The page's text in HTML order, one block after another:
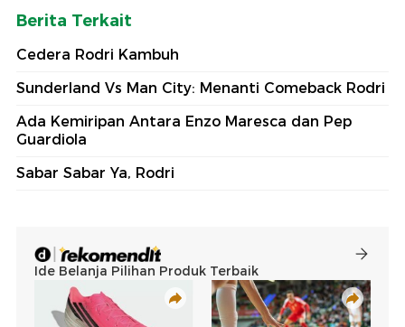
Berita Terkait
Cedera Rodri Kambuh
Sunderland Vs Man City: Menanti Comeback Rodri
Ada Kemiripan Antara Enzo Maresca dan Pep
Guardiola
Sabar Sabar Ya, Rodri